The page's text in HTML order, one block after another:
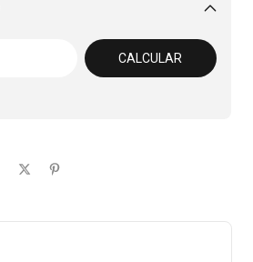
Alterar CEP
CALCULAR